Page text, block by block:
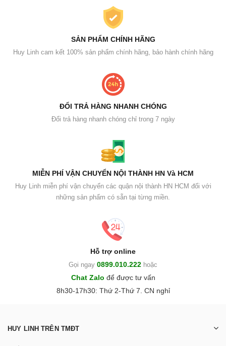
SẢN PHẨM CHÍNH HÃNG
Huy Linh cam kết 100% sản phẩm chính hãng, bảo hành chính hãng
ĐỔI TRẢ HÀNG NHANH CHÓNG
Đổi trả hàng nhanh chóng chỉ trong 7 ngày
MIỄN PHÍ VẬN CHUYỂN NỘI THÀNH HN Và HCM
Huy Linh miễn phí vận chuyển các quận nội thành HN HCM đối với
những sản phẩm có sẵn tại từng miền.
Hỗ trợ online
Gọi ngay 0899.010.222 hoặc
Chat Zalo để được tư vấn
8h30-17h30: Thứ 2-Thứ 7. CN nghỉ
HUY LINH TRÊN TMĐT